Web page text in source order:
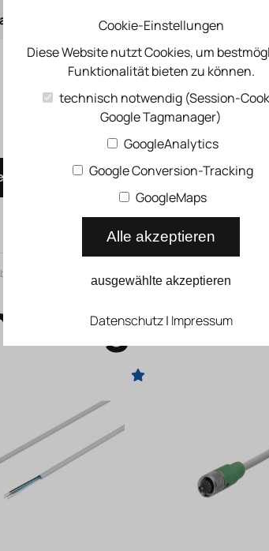
50 € Auftragswert ab 500 €
Schnellbestellung
Druckluftsysteme
Verbindungsleitungen >
Cookie-Einstellungen
Diese Website nutzt Cookies, um
Funktionalität bieten zu können.
technisch notwendig (Session-
Google Tagmanager)
GoogleAnalytics
Google Conversion-Tracking
GoogleMaps
Alle akzeptieren
ausgewählte akzeptieren
Datenschutz| Impressum